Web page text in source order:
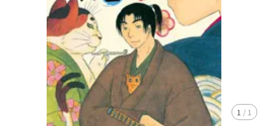
1 / 1